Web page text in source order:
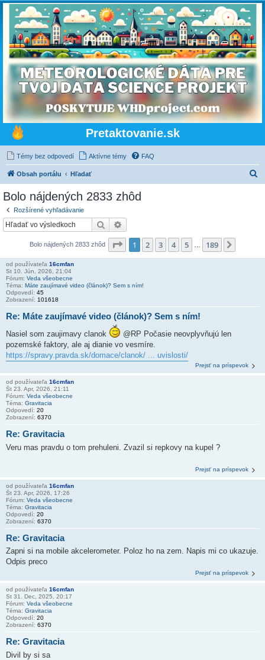
Pretaktovanie.sk
Témy bez odpovedí Aktívne témy FAQ
Obsah portálu Hľadať
Bolo nájdených 2833 zhôd
Rozšírené vyhľadávanie
Hľadať
Bolo nájdených 2833 zhôd Strana z189
1 2 3 4 5 189
od používateľa 16cmfan
St 10. Jún, 2026, 21:04
Fórum: Veda všeobecne
Téma: Máte zaujímavé video (článok)? Sem s ním!
Odpovedí: 45
Zobrazení: 101618
Re: Máte zaujímavé video (článok)? Sem s ním!
Nasiel som zaujimavy clanok
@RP Počasie neovplyvňujú len
pozemské faktory, ale aj dianie vo vesmíre.
https://spravy.pravda.sk/domace/clanok/ ... uvislosti/
Prejsť na príspevok
od používateľa 16cmfan
Št 23. Apr, 2026, 21:11
Fórum: Veda všeobecne
Téma: Gravitacia
Odpovedí: 20
Zobrazení: 6370
Re: Gravitacia
Veru mas pravdu o tom prehuleni. Zvazil si repkovy na kupel ?
Prejsť na príspevok
od používateľa 16cmfan
Št 23. Apr, 2026, 17:26
Fórum: Veda všeobecne
Téma: Gravitacia
Odpovedí: 20
Zobrazení: 6370
Re: Gravitacia
Zapni si na mobile akcelerometer. Poloz ho na zem. Napis mi co ukazuje.
Odpis preco
Prejsť na príspevok
od používateľa 16cmfan
St 31. Dec, 2025, 20:17
Fórum: Veda všeobecne
Téma: Gravitacia
Odpovedí: 20
Zobrazení: 6370
Re: Gravitacia
Divil by si sa